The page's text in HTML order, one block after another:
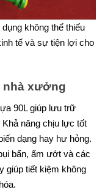
không thể thiếu
tế và sự tiện lợi cho
nhà xưởng
90L giúp lưu trữ
Khả năng chịu lực tốt
dạng hay hư hỏng.
bẩn, ẩm ướt và các
giúp tiết kiệm không